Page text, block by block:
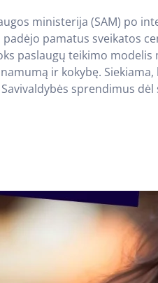
ministerija (SAM) po
pamatus sveikatos
paslaugų teikimo
ir kokybę.
Savivaldybės sprendimus